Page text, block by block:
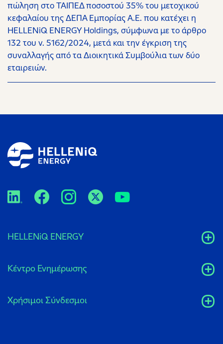
πώληση στο ΤΑΙΠΕΔ ποσοστού 35% του μετοχικού
κεφαλαίου της ΔΕΠΑ Εμπορίας Α.Ε. που κατέχει η
HELLENiQ ENERGY Holdings, σύμφωνα με το άρθρο
132 του ν. 5162/2024, μετά και την έγκριση της
συναλλαγής από τα Διοικητικά Συμβούλια των δύο
εταιρειών.
HELLENiQ ENERGY
Κέντρο Ενημέρωσης
Xρήσιμοι Σύνδεσμοι